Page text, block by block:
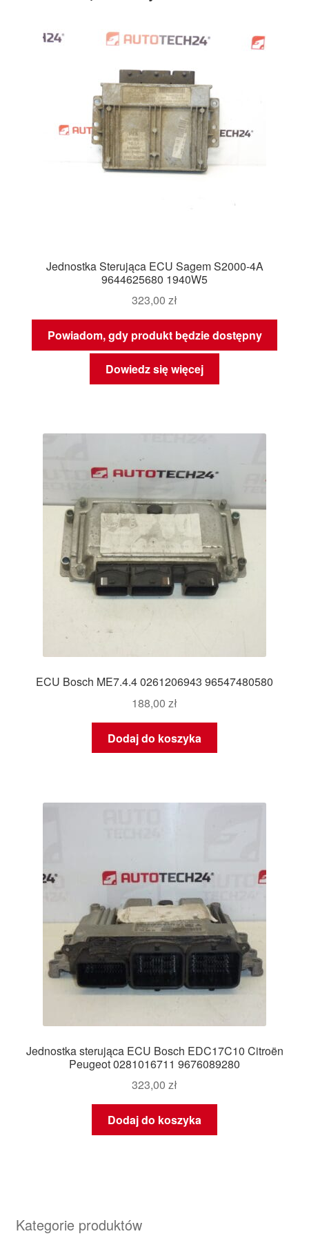
Jednostka Sterująca ECU Sagem S2000-4A
9644625680 1940W5
323,00 zł
Powiadom, gdy produkt będzie dostępny
Dowiedz się więcej
ECU Bosch ME7.4.4 0261206943 96547480580
188,00 zł
Dodaj do koszyka
Jednostka sterująca ECU Bosch EDC17C10 Citroën
Peugeot 0281016711 9676089280
323,00 zł
Dodaj do koszyka
Kategorie produktów